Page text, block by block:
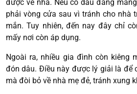
được về nhà. Nếu cô dâu đang
phải vòng cửa sau vì tránh cho nhà
mắn. Tuy nhiên, đến nay đây chỉ
mấy nơi còn áp dụng.
Ngoài ra, nhiều gia đình còn kiêng
đón dâu. Điều này được lý giải là để
mà đòi bỏ về nhà mẹ đẻ, tránh xung